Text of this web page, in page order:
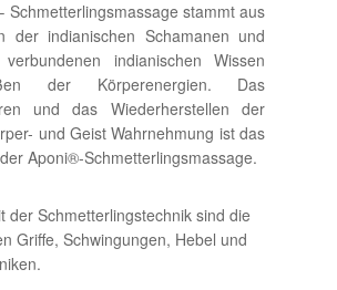
Schmetterlingsmassage stammt aus
der indianischen Schamanen und
indianischen Wissen
der Körperenergien. Das
und das Wiederherstellen der
und Geist Wahrnehmung ist das
Aponi®-Schmetterlingsmassage.
der Schmetterlingstechnik sind die
Griffe, Schwingungen, Hebel und